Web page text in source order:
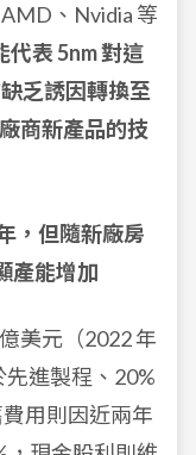
、Nvidia 等
代表 5nm 對這
乏誘因轉換至
商新產品的技
，但隨新廠房
產能增加
美元（2022 年
先進製程、20%
用則因近兩年